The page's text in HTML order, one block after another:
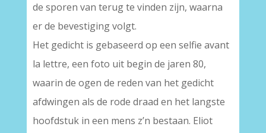
de sporen van terug te vinden zijn, waarna
er de bevestiging volgt.
Het gedicht is gebaseerd op een selfie avant
la lettre, een foto uit begin de jaren 80,
waarin de ogen de reden van het gedicht
afdwingen als de rode draad en het langste
hoofdstuk in een mens z’n bestaan. Eliot